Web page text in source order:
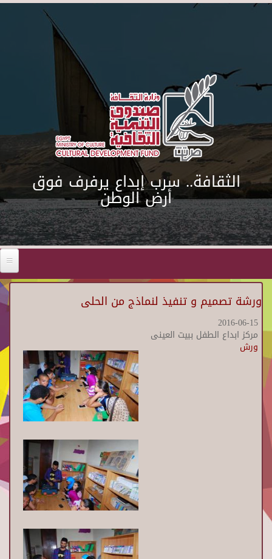
Skip to main content
الثقافة.. سرب إبداع يرفرف فوق
أرض الوطن
ورشة تصميم و تنفيذ لنماذج من الحلى
2016-06-15
مركز ابداع الطفل ببيت العينى
ورش